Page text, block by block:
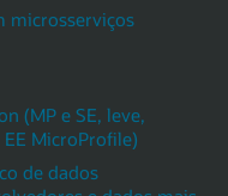
microsserviços
(MP e SE, leve,
MicroProfile)
de dados